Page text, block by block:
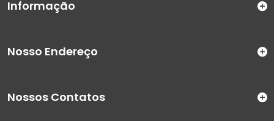
Informação
Nosso Endereço
Nossos Contatos